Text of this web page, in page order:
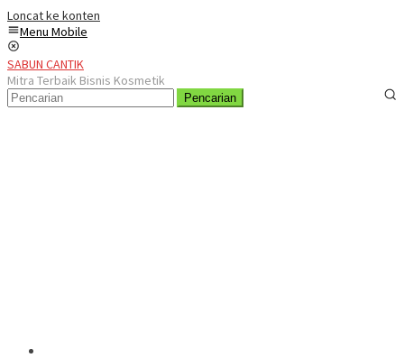
Loncat ke konten
Menu Mobile
SABUN CANTIK
Mitra Terbaik Bisnis Kosmetik
Pencarian